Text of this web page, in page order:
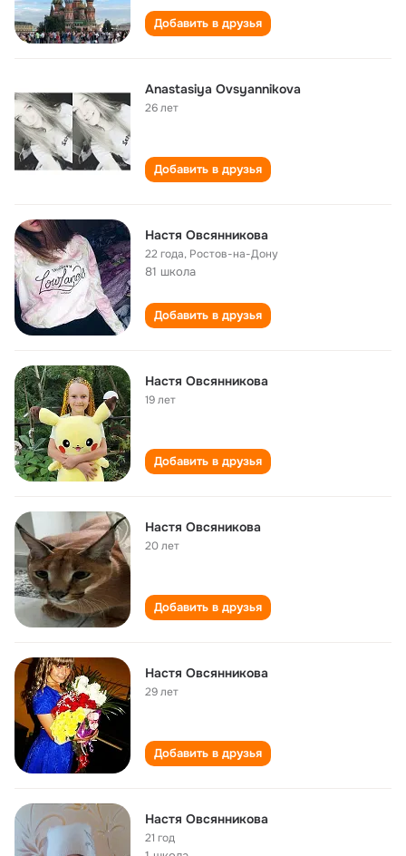
Добавить в друзья
Anastasiya Ovsyannikova
26 лет
Добавить в друзья
Настя Овсянникова
22 года, Ростов-на-Дону
81 школа
Добавить в друзья
Настя Овсянникова
19 лет
Добавить в друзья
Настя Овсяникова
20 лет
Добавить в друзья
Настя Овсянникова
29 лет
Добавить в друзья
Настя Овсянникова
21 год